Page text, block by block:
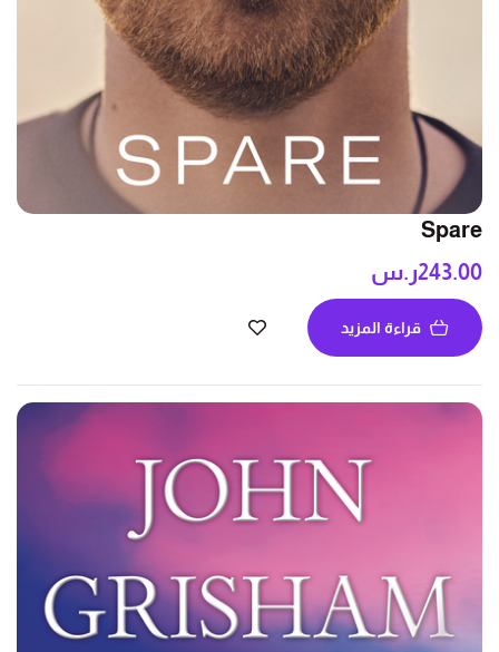
Spare
ر.س243.00
قراءة المزيد